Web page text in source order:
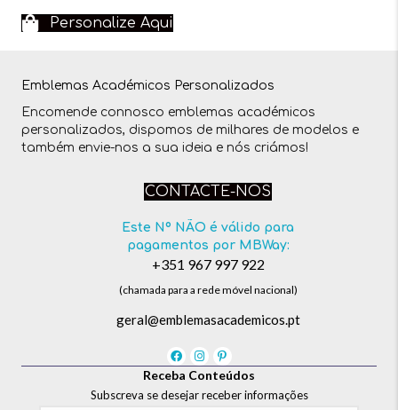
Personalize Aqui
Emblemas Académicos Personalizados
Encomende connosco emblemas académicos
personalizados, dispomos de milhares de modelos e
também envie-nos a sua ideia e nós criámos!
CONTACTE-NOS
Este Nº NÃO é válido para
pagamentos por MBWay:
+351 967 997 922
(chamada para a rede móvel nacional)
geral@emblemasacademicos.pt
Receba Conteúdos
Subscreva se desejar receber informações